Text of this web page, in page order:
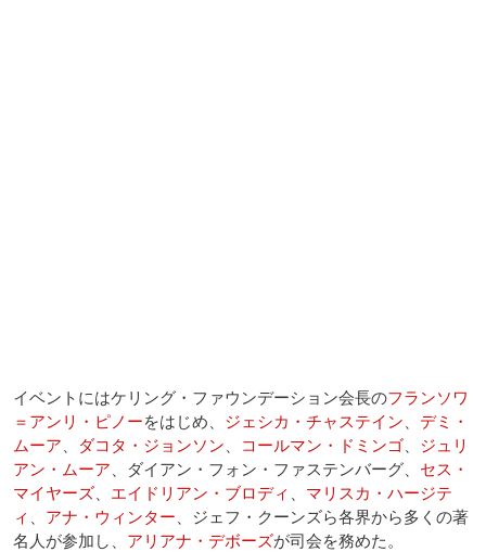
イベントにはケリング・ファウンデーション会長のフランソワ
＝アンリ・ピノーをはじめ、 ジェシカ・チャステイン
デミ・
ムーア
ダコタ・ジョンソン コールマン・ドミンゴ
ジュリ
アン・ムーア 、ダイアン・フォン・ファステンバーグ、 セス・
マイヤーズ
エイドリアン・ブロディ
マリスカ・ハージテ
ィ
アナ・ウィンター 、ジェフ・クーンズら各界から多くの著
名人が参加し、 アリアナ・デボーズが司会を務めた。